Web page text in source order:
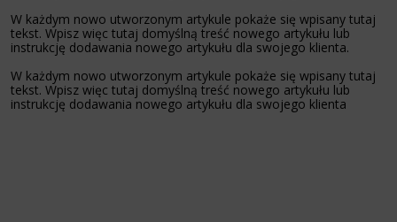
W każdym nowo utworzonym artykule pokaże się wpisany tutaj
tekst. Wpisz więc tutaj domyślną treść nowego artykułu lub
instrukcję dodawania nowego artykułu dla swojego klienta.
W każdym nowo utworzonym artykule pokaże się wpisany tutaj
tekst. Wpisz więc tutaj domyślną treść nowego artykułu lub
instrukcję dodawania nowego artykułu dla swojego klienta